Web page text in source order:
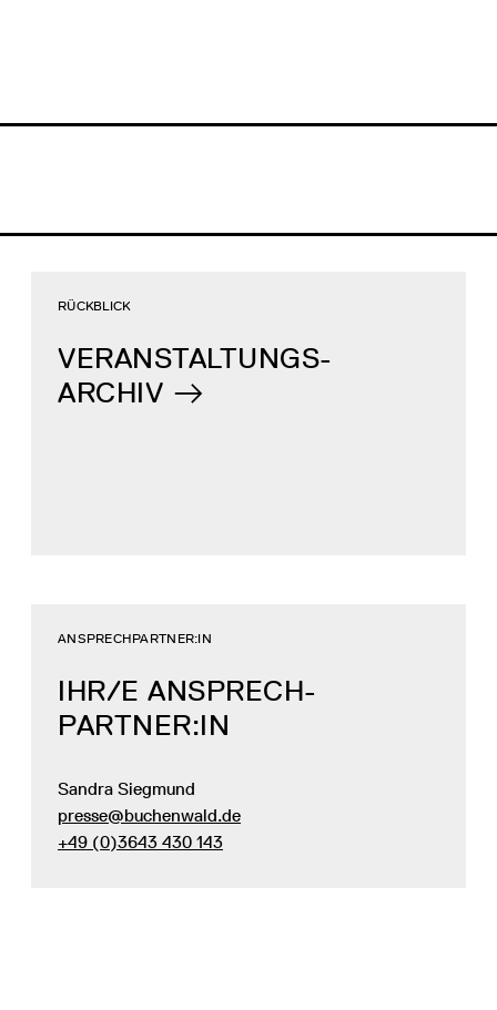
VERANSTALTUNGS-
ARCHIV
RÜCKBLICK
IHR/E ANSPRECH­
PARTNER:IN
ANSPRECHPARTNER:IN
Sandra Siegmund
presse@buchenwald.de
+49 (0)3643 430 143